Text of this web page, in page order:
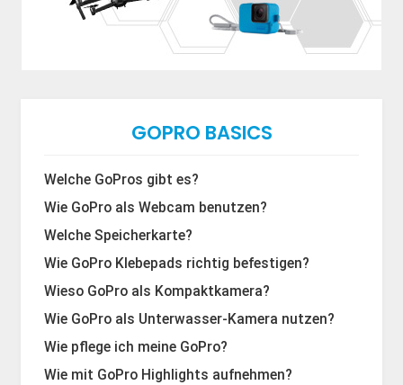
GOPRO BASICS
Welche GoPros gibt es?
Wie GoPro als Webcam benutzen?
Welche Speicherkarte?
Wie GoPro Klebepads richtig befestigen?
Wieso GoPro als Kompaktkamera?
Wie GoPro als Unterwasser-Kamera nutzen?
Wie pflege ich meine GoPro?
Wie mit GoPro Highlights aufnehmen?